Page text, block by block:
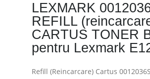
LEXMARK
REFILL
CARTUS TONER
pentru Lexmark
Refill (Reincarcare) Cartus